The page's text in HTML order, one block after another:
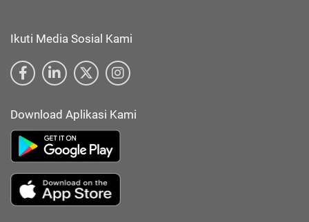
Ikuti Media Sosial Kami
Download Aplikasi Kami